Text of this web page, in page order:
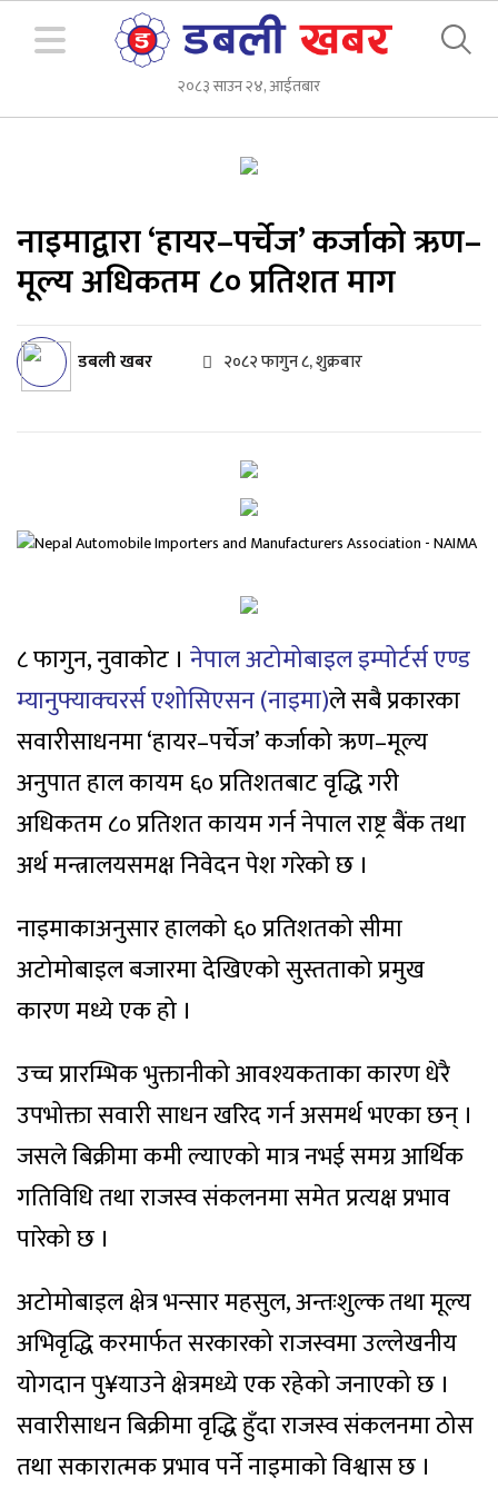
२०८३ साउन २४, आईतबार
नाइमाद्वारा ‘हायर–पर्चेज’ कर्जाको ऋण–
मूल्य अधिकतम ८० प्रतिशत माग
डबली खबर २०८२ फागुन ८, शुक्रबार
८ फागुन, नुवाकोट । नेपाल अटोमोबाइल इम्पोर्टर्स एण्ड
म्यानुफ्याक्चरर्स एशोसिएसन (नाइमा)ले सबै प्रकारका
सवारीसाधनमा ‘हायर–पर्चेज’ कर्जाको ऋण–मूल्य
अनुपात हाल कायम ६० प्रतिशतबाट वृद्धि गरी
अधिकतम ८० प्रतिशत कायम गर्न नेपाल राष्ट्र बैंक तथा
अर्थ मन्त्रालयसमक्ष निवेदन पेश गरेको छ ।
नाइमाकाअनुसार हालको ६० प्रतिशतको सीमा
अटोमोबाइल बजारमा देखिएको सुस्तताको प्रमुख
कारण मध्ये एक हो ।
उच्च प्रारम्भिक भुक्तानीको आवश्यकताका कारण धेरै
उपभोक्ता सवारी साधन खरिद गर्न असमर्थ भएका छन् ।
जसले बिक्रीमा कमी ल्याएको मात्र नभई समग्र आर्थिक
गतिविधि तथा राजस्व संकलनमा समेत प्रत्यक्ष प्रभाव
पारेको छ ।
अटोमोबाइल क्षेत्र भन्सार महसुल, अन्तःशुल्क तथा मूल्य
अभिवृद्धि करमार्फत सरकारको राजस्वमा उल्लेखनीय
योगदान पु¥याउने क्षेत्रमध्ये एक रहेको जनाएको छ ।
सवारीसाधन बिक्रीमा वृद्धि हुँदा राजस्व संकलनमा ठोस
तथा सकारात्मक प्रभाव पर्ने नाइमाको विश्वास छ ।